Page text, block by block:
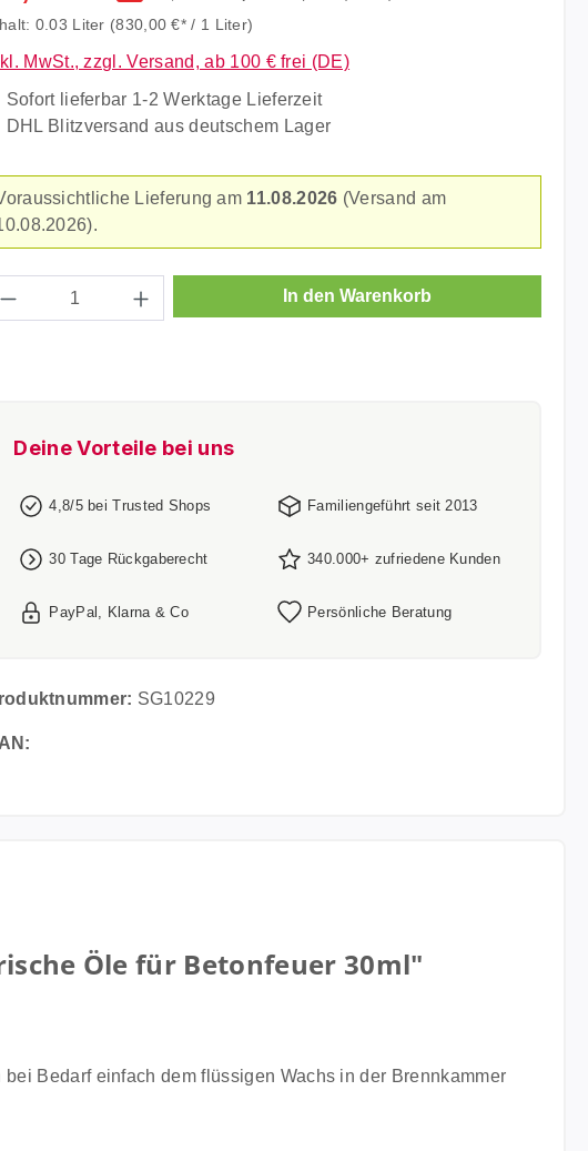
0.03 Liter (830,00 €* / 1 Liter)
MwSt., zzgl. Versand, ab 100 € frei (DE)
Sofort lieferbar 1-2 Werktage Lieferzeit
DHL Blitzversand aus deutschem Lager
Lieferung am 11.08.2026 (Versand am
Anzahl: Gib den gewünschten Wert ein
In den Warenkorb
Deine Vorteile bei uns
4,8/5 bei Trusted Shops Familiengeführt seit 2013
30 Tage Rückgaberecht 340.000+ zufriedene Kunden
PayPal, Klarna & Co Persönliche Beratung
SG10229
Öle für Betonfeuer 30ml"
Bedarf einfach dem flüssigen Wachs in der Brennkammer